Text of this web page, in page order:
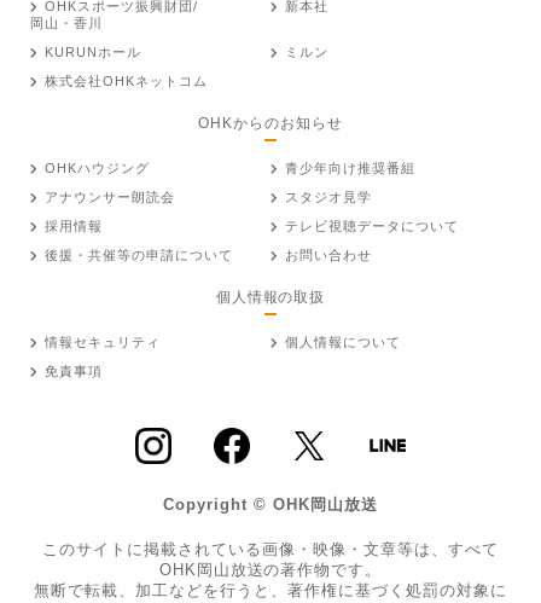
OHKスポーツ振興財団/
岡山・香川
新本社
KURUNホール
ミルン
株式会社OHKネットコム
OHKからのお知らせ
OHKハウジング
青少年向け推奨番組
アナウンサー朗読会
スタジオ見学
採用情報
テレビ視聴データについて
後援・共催等の申請について
お問い合わせ
個人情報の取扱
情報セキュリティ
個人情報について
免責事項
Copyright © OHK岡山放送
このサイトに掲載されている画像・映像・文章等は、すべて
OHK岡山放送の著作物です。
無断で転載、加工などを行うと、著作権に基づく処罰の対象に